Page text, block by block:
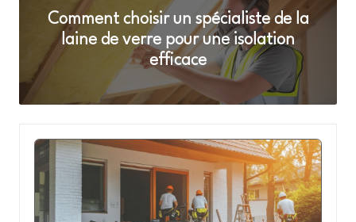
u
ct
Comment choisir un spécialiste de la
laine de verre pour une isolation
efficace